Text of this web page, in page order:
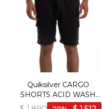
Quiksilver CARGO
SHORTS ACID WASH
Hombre - Negro - Negro